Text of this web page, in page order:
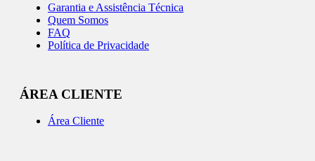
Garantia e Assistência Técnica
Quem Somos
FAQ
Política de Privacidade
ÁREA CLIENTE
Área Cliente